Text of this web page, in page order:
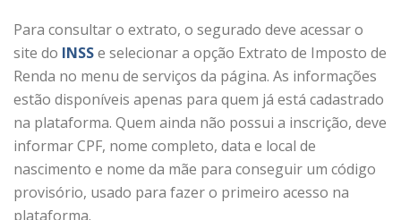
Para consultar o extrato, o segurado deve acessar o
site do INSSe selecionar a opção Extrato de Imposto de
Renda no menu de serviços da página. As informações
estão disponíveis apenas para quem já está cadastrado
na plataforma. Quem ainda não possui a inscrição, deve
informar CPF, nome completo, data e local de
nascimento e nome da mãe para conseguir um código
provisório, usado para fazer o primeiro acesso na
plataforma.